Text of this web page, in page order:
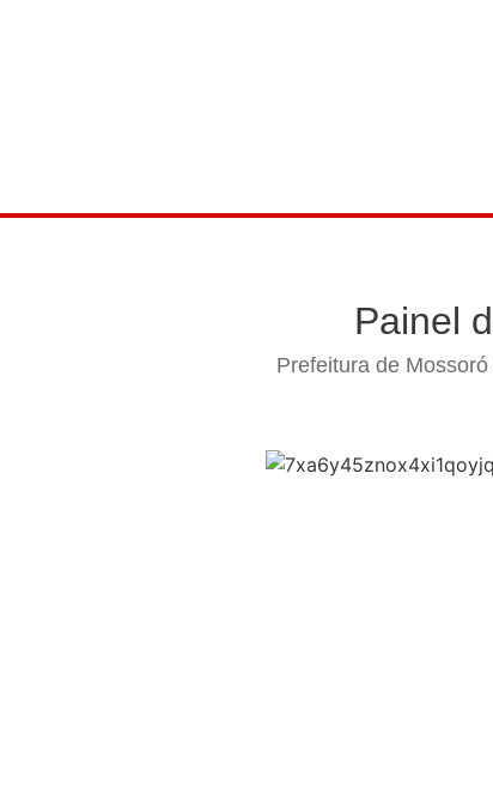
Painel
Prefeitura de